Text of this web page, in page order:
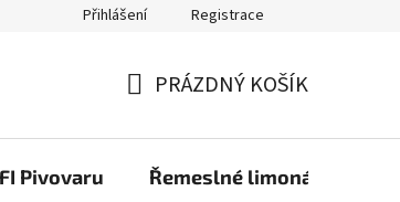
Přihlášení Registrace
KOŠÍK
PRÁZDNÝ KOŠÍK
Pivovaru Řemeslné limonády z EFI